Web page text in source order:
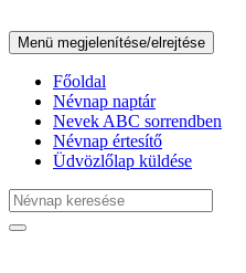
Menü megjelenítése/elrejtése
Főoldal
Névnap naptár
Nevek ABC sorrendben
Névnap értesítő
Üdvözlőlap küldése